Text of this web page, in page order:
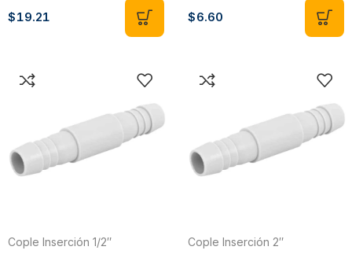
$19.21 $6.60
Cople Inserción 1/2″ Cople Inserción 2″